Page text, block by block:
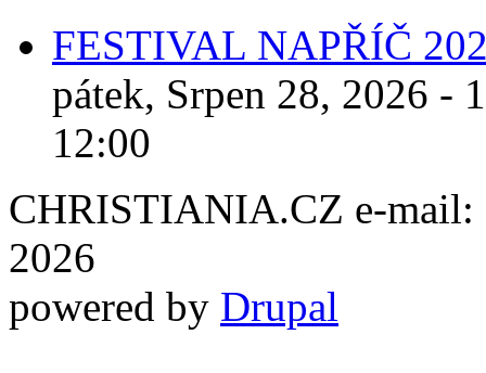
FESTIVAL NAPŘÍČ
pátek, Srpen 28, 2026 -
12:00
CHRISTIANIA.CZ e-mail:
2026
powered by Drupal